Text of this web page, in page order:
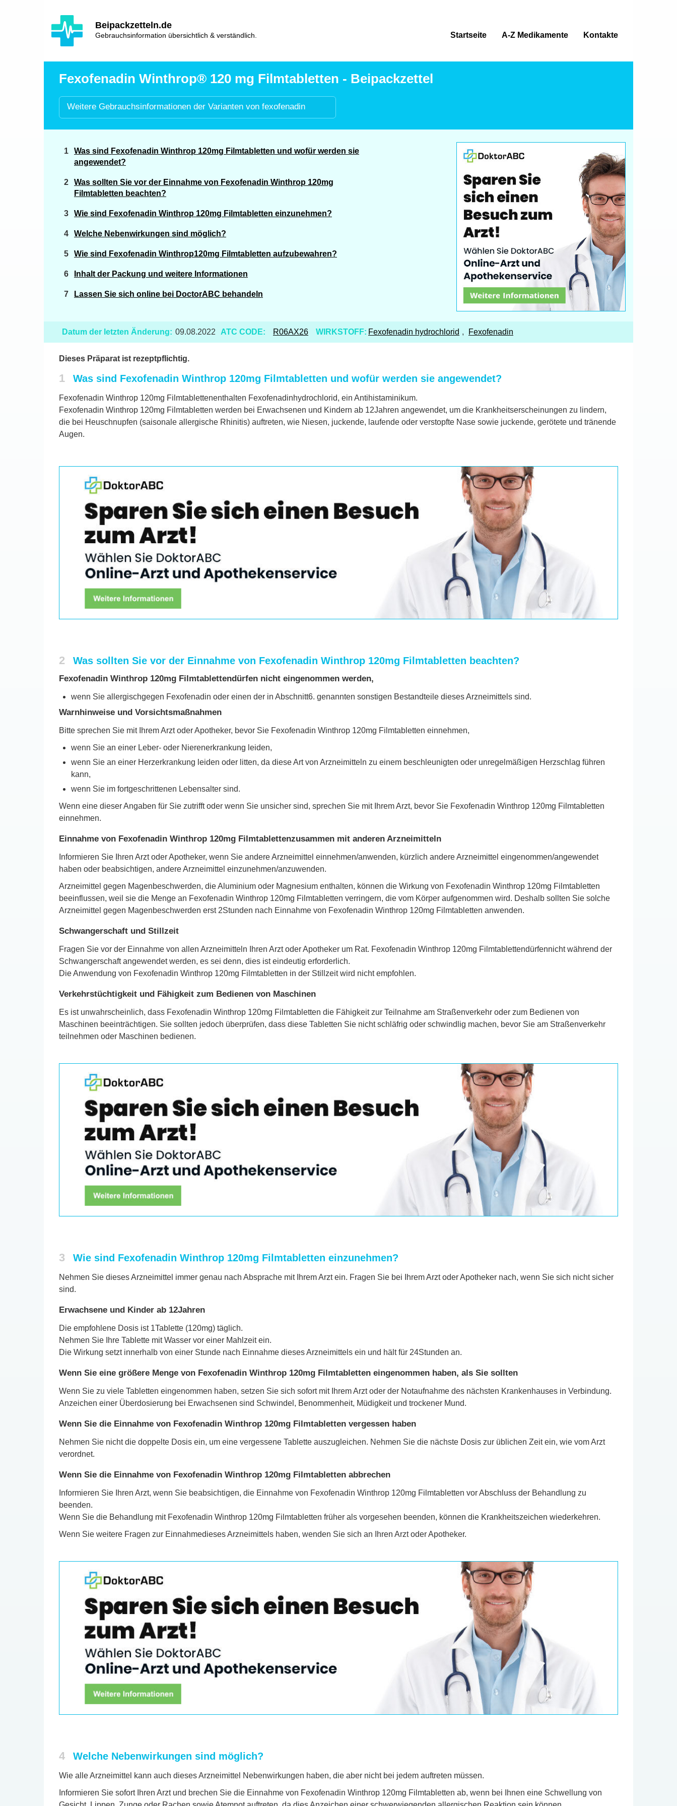
Beipackzetteln.de
Gebrauchsinformation übersichtlich & verständlich.
Hlavní
navigace
Startseite A-Z Medikamente Kontakte
Fexofenadin Winthrop® 120 mg Filmtabletten - Beipackzettel
Weitere Gebrauchsinformationen der Varianten von fexofenadin
Was sind Fexofenadin Winthrop 120mg Filmtabletten und wofür werden sie
angewendet?
Was sollten Sie vor der Einnahme von Fexofenadin Winthrop 120mg
Filmtabletten beachten?
Wie sind Fexofenadin Winthrop 120mg Filmtabletten einzunehmen?
Welche Nebenwirkungen sind möglich?
Wie sind Fexofenadin Winthrop120mg Filmtabletten aufzubewahren?
Inhalt der Packung und weitere Informationen
Lassen Sie sich online bei DoctorABC behandeln
Datum der letzten Änderung: 09.08.2022 ATC CODE: R06AX26 WIRKSTOFF: Fexofenadin hydrochlorid , Fexofenadin
Dieses Präparat ist rezeptpflichtig.
1 Was sind Fexofenadin Winthrop 120mg Filmtabletten und wofür werden sie angewendet?
Fexofenadin Winthrop 120mg Filmtablettenenthalten Fexofenadinhydrochlorid, ein Antihistaminikum.
Fexofenadin Winthrop 120mg Filmtabletten werden bei Erwachsenen und Kindern ab 12Jahren angewendet, um die Krankheitserscheinungen zu lindern,
die bei Heuschnupfen (saisonale allergische Rhinitis) auftreten, wie Niesen, juckende, laufende oder verstopfte Nase sowie juckende, gerötete und tränende
Augen.
2 Was sollten Sie vor der Einnahme von Fexofenadin Winthrop 120mg Filmtabletten beachten?
Fexofenadin Winthrop 120mg Filmtablettendürfen nicht eingenommen werden,
wenn Sie allergischgegen Fexofenadin oder einen der in Abschnitt6. genannten sonstigen Bestandteile dieses Arzneimittels sind.
Warnhinweise und Vorsichtsmaßnahmen
Bitte sprechen Sie mit Ihrem Arzt oder Apotheker, bevor Sie Fexofenadin Winthrop 120mg Filmtabletten einnehmen,
wenn Sie an einer Leber- oder Nierenerkrankung leiden,
wenn Sie an einer Herzerkrankung leiden oder litten, da diese Art von Arzneimitteln zu einem beschleunigten oder unregelmäßigen Herzschlag führen
kann,
wenn Sie im fortgeschrittenen Lebensalter sind.
Wenn eine dieser Angaben für Sie zutrifft oder wenn Sie unsicher sind, sprechen Sie mit Ihrem Arzt, bevor Sie Fexofenadin Winthrop 120mg Filmtabletten
einnehmen.
Einnahme von Fexofenadin Winthrop 120mg Filmtablettenzusammen mit anderen Arzneimitteln
Informieren Sie Ihren Arzt oder Apotheker, wenn Sie andere Arzneimittel einnehmen/anwenden, kürzlich andere Arzneimittel eingenommen/angewendet
haben oder beabsichtigen, andere Arzneimittel einzunehmen/anzuwenden.
Arzneimittel gegen Magenbeschwerden, die Aluminium oder Magnesium enthalten, können die Wirkung von Fexofenadin Winthrop 120mg Filmtabletten
beeinflussen, weil sie die Menge an Fexofenadin Winthrop 120mg Filmtabletten verringern, die vom Körper aufgenommen wird. Deshalb sollten Sie solche
Arzneimittel gegen Magenbeschwerden erst 2Stunden nach Einnahme von Fexofenadin Winthrop 120mg Filmtabletten anwenden.
Schwangerschaft und Stillzeit
Fragen Sie vor der Einnahme von allen Arzneimitteln Ihren Arzt oder Apotheker um Rat. Fexofenadin Winthrop 120mg Filmtablettendürfennicht während der
Schwangerschaft angewendet werden, es sei denn, dies ist eindeutig erforderlich.
Die Anwendung von Fexofenadin Winthrop 120mg Filmtabletten in der Stillzeit wird nicht empfohlen.
Verkehrstüchtigkeit und Fähigkeit zum Bedienen von Maschinen
Es ist unwahrscheinlich, dass Fexofenadin Winthrop 120mg Filmtabletten die Fähigkeit zur Teilnahme am Straßenverkehr oder zum Bedienen von
Maschinen beeinträchtigen. Sie sollten jedoch überprüfen, dass diese Tabletten Sie nicht schläfrig oder schwindlig machen, bevor Sie am Straßenverkehr
teilnehmen oder Maschinen bedienen.
3 Wie sind Fexofenadin Winthrop 120mg Filmtabletten einzunehmen?
Nehmen Sie dieses Arzneimittel immer genau nach Absprache mit Ihrem Arzt ein. Fragen Sie bei Ihrem Arzt oder Apotheker nach, wenn Sie sich nicht sicher
sind.
Erwachsene und Kinder ab 12Jahren
Die empfohlene Dosis ist 1Tablette (120mg) täglich.
Nehmen Sie Ihre Tablette mit Wasser vor einer Mahlzeit ein.
Die Wirkung setzt innerhalb von einer Stunde nach Einnahme dieses Arzneimittels ein und hält für 24Stunden an.
Wenn Sie eine größere Menge von Fexofenadin Winthrop 120mg Filmtabletten eingenommen haben, als Sie sollten
Wenn Sie zu viele Tabletten eingenommen haben, setzen Sie sich sofort mit Ihrem Arzt oder der Notaufnahme des nächsten Krankenhauses in Verbindung.
Anzeichen einer Überdosierung bei Erwachsenen sind Schwindel, Benommenheit, Müdigkeit und trockener Mund.
Wenn Sie die Einnahme von Fexofenadin Winthrop 120mg Filmtabletten vergessen haben
Nehmen Sie nicht die doppelte Dosis ein, um eine vergessene Tablette auszugleichen. Nehmen Sie die nächste Dosis zur üblichen Zeit ein, wie vom Arzt
verordnet.
Wenn Sie die Einnahme von Fexofenadin Winthrop 120mg Filmtabletten abbrechen
Informieren Sie Ihren Arzt, wenn Sie beabsichtigen, die Einnahme von Fexofenadin Winthrop 120mg Filmtabletten vor Abschluss der Behandlung zu
beenden.
Wenn Sie die Behandlung mit Fexofenadin Winthrop 120mg Filmtabletten früher als vorgesehen beenden, können die Krankheitszeichen wiederkehren.
Wenn Sie weitere Fragen zur Einnahmedieses Arzneimittels haben, wenden Sie sich an Ihren Arzt oder Apotheker.
4 Welche Nebenwirkungen sind möglich?
Wie alle Arzneimittel kann auch dieses Arzneimittel Nebenwirkungen haben, die aber nicht bei jedem auftreten müssen.
Informieren Sie sofort Ihren Arzt und brechen Sie die Einnahme von Fexofenadin Winthrop 120mg Filmtabletten ab, wenn bei Ihnen eine Schwellung von